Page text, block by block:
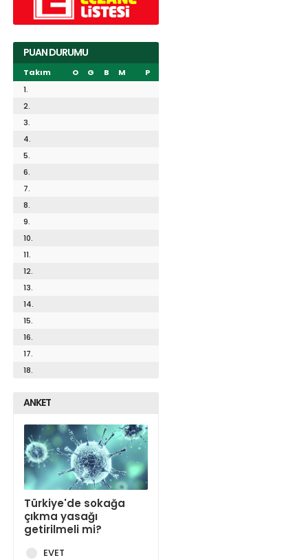
PUAN DURUMU
Takım O G B M
P
1.
2.
3.
4.
5.
6.
7.
8.
9.
10.
11.
12.
13.
14.
15.
16.
17.
18.
ANKET
Türkiye'de sokağa
çıkma yasağı
getirilmeli mi?
EVET